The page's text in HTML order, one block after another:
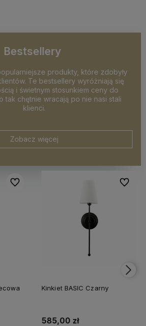
Bestsellery
produkty, które zdobyły
Te bestsellery wyróżniają się
i świetnym stosunkiem ceny do
tak chętnie wracają po nie nasi stali
klienci.
Zobacz więcej
Do ulubionych
Kinkiet BASIC Czarny
585,00 zł
Do